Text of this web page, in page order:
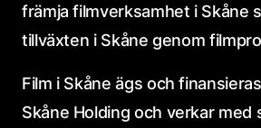
främja filmverksamhet i Skåne
tillväxten i Skåne genom
Film i Skåne ägs och
Skåne Holding och verkar med